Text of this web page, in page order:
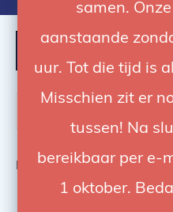
samen.
aanstaande
uur. Tot die tijd is
Misschien zit er
tussen! Na
bereikbaar per e-
1 oktober.
Bekijk0 van de 0